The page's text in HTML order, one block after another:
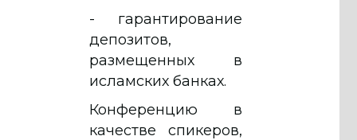
- гарантирование
депозитов,
размещенных в
исламских банках.
Конференцию в
качестве спикеров,